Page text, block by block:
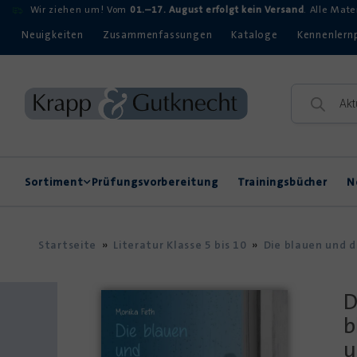
Wir ziehen um! Vom 01.–17. August erfolgt kein Versand. Alle
Neuigkeiten Zusammenfassungen Kataloge
Sortiment Prüfungsvorbereitung Trainingsbücher
Startseite » Literatur Klasse 5 bis 10 » Die blauen und